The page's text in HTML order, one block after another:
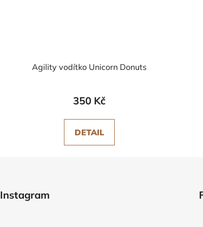
Agility vodítko Unicorn Donuts
350 Kč
DETAIL
Instagram